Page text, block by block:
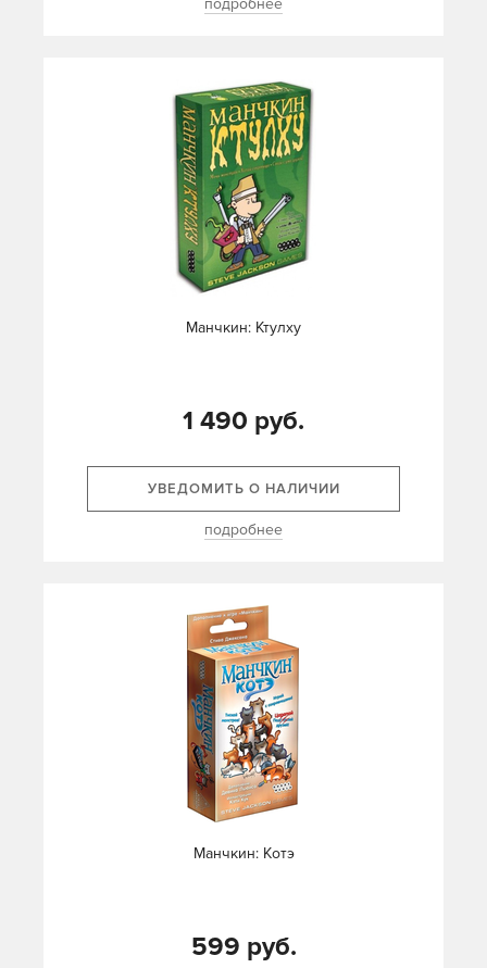
подробнее
Манчкин: Ктулху
1 490 руб.
УВЕДОМИТЬ О НАЛИЧИИ
подробнее
Манчкин: Котэ
599 руб.